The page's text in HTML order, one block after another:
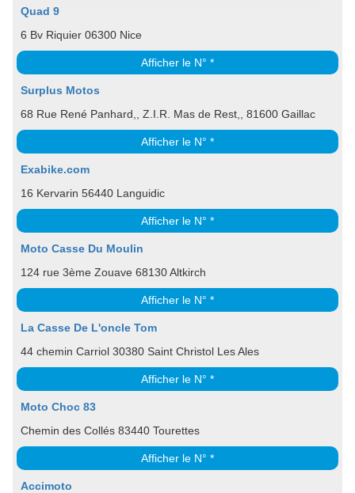
Quad 9
6 Bv Riquier 06300 Nice
Afficher le N° *
Surplus Motos
68 Rue René Panhard,, Z.I.R. Mas de Rest,, 81600 Gaillac
Afficher le N° *
Exabike.com
16 Kervarin 56440 Languidic
Afficher le N° *
Moto Casse Du Moulin
124 rue 3ème Zouave 68130 Altkirch
Afficher le N° *
La Casse De L'oncle Tom
44 chemin Carriol 30380 Saint Christol Les Ales
Afficher le N° *
Moto Choc 83
Chemin des Collés 83440 Tourettes
Afficher le N° *
Accimoto